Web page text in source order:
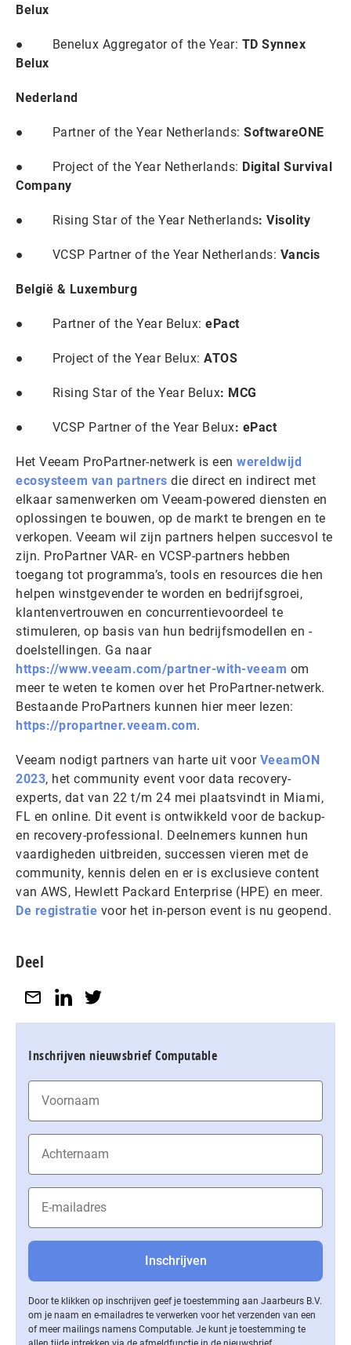
Belux
● Benelux Aggregator of the Year: TD Synnex
Belux
Nederland
● Partner of the Year Netherlands: SoftwareONE
● Project of the Year Netherlands: Digital Survival
Company
● Rising Star of the Year Netherlands: Visolity
● VCSP Partner of the Year Netherlands: Vancis
België & Luxemburg
● Partner of the Year Belux: ePact
● Project of the Year Belux: ATOS
● Rising Star of the Year Belux: MCG
● VCSP Partner of the Year Belux: ePact
Het Veeam ProPartner-netwerk is een wereldwijd
ecosysteem van partners die direct en indirect met
elkaar samenwerken om Veeam-powered diensten en
oplossingen te bouwen, op de markt te brengen en te
verkopen. Veeam wil zijn partners helpen succesvol te
zijn. ProPartner VAR- en VCSP-partners hebben
toegang tot programma’s, tools en resources die hen
helpen winstgevender te worden en bedrijfsgroei,
klantenvertrouwen en concurrentievoordeel te
stimuleren, op basis van hun bedrijfsmodellen en -
doelstellingen. Ga naar
https://www.veeam.com/partner-with-veeam om
meer te weten te komen over het ProPartner-netwerk.
Bestaande ProPartners kunnen hier meer lezen:
https://propartner.veeam.com.
Veeam nodigt partners van harte uit voor VeeamON
2023, het community event voor data recovery-
experts, dat van 22 t/m 24 mei plaatsvindt in Miami,
FL en online. Dit event is ontwikkeld voor de backup-
en recovery-professional. Deelnemers kunnen hun
vaardigheden uitbreiden, successen vieren met de
community, kennis delen en er is exclusieve content
van AWS, Hewlett Packard Enterprise (HPE) en meer.
De registratie voor het in-person event is nu geopend.
Deel
Inschrijven nieuwsbrief Computable
Door te klikken op inschrijven geef je toestemming aan Jaarbeurs B.V.
om je naam en e-mailadres te verwerken voor het verzenden van een
of meer mailings namens Computable. Je kunt je toestemming te